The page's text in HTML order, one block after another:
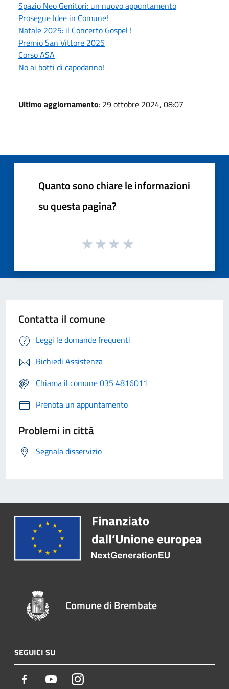
Spazio Neo Genitori: un nuovo appuntamento
Prosegue Idee in Comune!
Natale 2025: il Concerto Gospel !
Premio San Vittore 2025
Corso ASA
No ai botti di capodanno!
Ultimo aggiornamento: 29 ottobre 2024, 08:07
Quanto sono chiare le informazioni
su questa pagina?
Contatta il comune
Leggi le domande frequenti
Richiedi Assistenza
Chiama il comune 035 4816011
Prenota un appuntamento
Problemi in città
Segnala disservizio
Comune di Brembate
SEGUICI SU
Facebook YoutubeInstagram